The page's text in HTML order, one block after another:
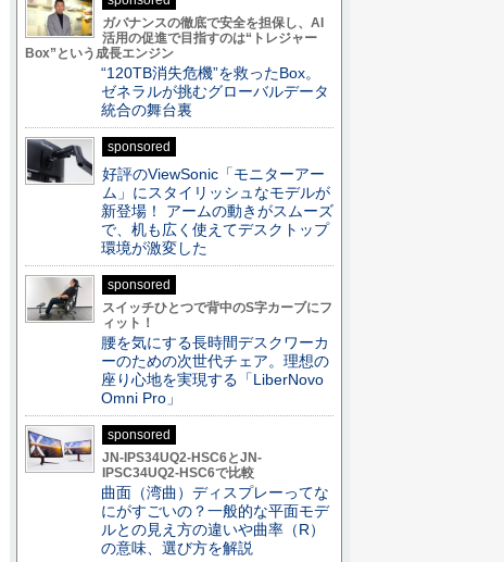
ガバナンスの徹底で安全を担保し、AI
活用の促進で目指すのは“トレジャー
Box”という成長エンジン
“120TB消失危機”を救ったBox。
ゼネラルが挑むグローバルデータ
統合の舞台裏
sponsored
好評のViewSonic「モニターアー
ム」にスタイリッシュなモデルが
新登場！ アームの動きがスムーズ
で、机も広く使えてデスクトップ
環境が激変した
sponsored
スイッチひとつで背中のS字カーブにフ
ィット！
腰を気にする長時間デスクワーカ
ーのための次世代チェア。理想の
座り心地を実現する「LiberNovo
Omni Pro」
sponsored
JN-IPS34UQ2-HSC6とJN-
IPSC34UQ2-HSC6で比較
曲面（湾曲）ディスプレーってな
にがすごいの？一般的な平面モデ
ルとの見え方の違いや曲率（R）
の意味、選び方を解説